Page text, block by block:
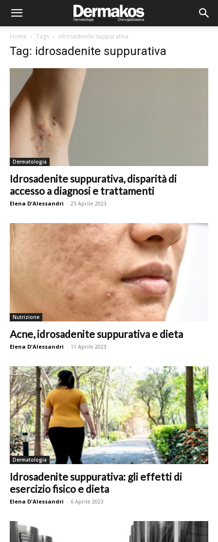
Home Tags Idrosadenite suppurativa
Tag: idrosadenite suppurativa
Dermatologia
Idrosadenite suppurativa, disparità di
accesso a diagnosi e trattamenti
Elena D'Alessandri - 25 Aprile 2023
Nutrizione
Acne, idrosadenite suppurativa e dieta
Elena D'Alessandri - 11 Aprile 2023
Dermatologia
Idrosadenite suppurativa: gli effetti di
esercizio fisico e dieta
Elena D'Alessandri - 6 Aprile 2023